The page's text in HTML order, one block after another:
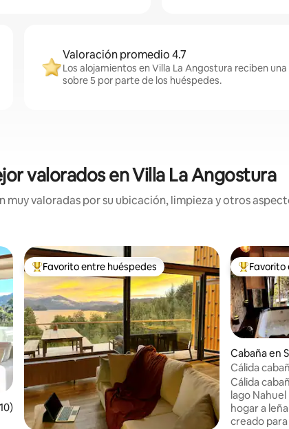
Valoración promedio 4.7
Los alojamientos en Villa La Angostura reciben
sobre 5 por parte de los huéspedes.
valorados en Villa La Angostura
muy valoradas por su ubicación, limpieza y otros
promedio: 4.95 de 5, 110 reseñas
Favorito entre huéspedes preferido
Favorito entre huéspedes Favorito
Favorito
Cabaña en
he
Cálida
hidromasaje
Cálida
lago
hogar a
creado